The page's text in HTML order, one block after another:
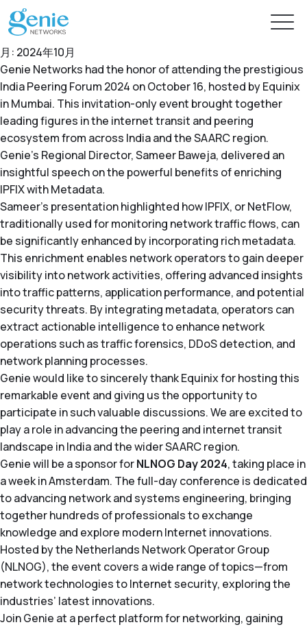
無料トライアル
製品
GenieATMシリーズ
GenieATM
トラフィックの高度な可視化および超高速 DDoS 保護
GenieATM FLB
最適なリソース利用率と高いシステム信頼性
GenieATM MSP Server
ワンストップマネージドサービスプラットフォーム
GenieAnalyticsシリーズ
GenieAnalytics
ビッグデータを活用したネットワーク分析プラットフォー
ム
GenieAnalytics Deep Trace
エンドツーエンドのネットワークトラフィックインテリジ
ェンス
ソリューション
AI 対応のネットワーク セキュリティ
高度なインテリジェンスで即時の脅威保護を実現
フォレンジック分析のためのデータ相関
ネットワークの合法的傍受とパフォーマンスの最適化を強
化
インサイト主導のネットワーク最適化
トラフィックの洞察によるネットワークの最適化を実現
DDoS 防御
脅威を排除して、ビジネスの継続性を確保
マネージド・サービスの実現
既存のネットワーク機能から更なる収益を生み出し
充実したトラフィックデータ調査
豊富なビッグデータのエンドツーエンド、アドホックなト
ラフィック分析
情報センター
ニュース
リソース
導入事例
サポート
企業情報
お問い合わせ
日本語
English
繁中
简中
月: 2024年10月
Genie Networks had the honor of attending the prestigious
India Peering Forum 2024 on October 16, hosted by Equinix
in Mumbai. This invitation-only event brought together
leading figures in the internet transit and peering
ecosystem from across India and the SAARC region.
Genie’s Regional Director, Sameer Baweja, delivered an
insightful speech on the powerful benefits of enriching
IPFIX with Metadata.
Sameer’s presentation highlighted how IPFIX, or NetFlow,
traditionally used for monitoring network traffic flows, can
be significantly enhanced by incorporating rich metadata.
This enrichment enables network operators to gain deeper
visibility into network activities, offering advanced insights
into traffic patterns, application performance, and potential
security threats. By integrating metadata, operators can
extract actionable intelligence to enhance network
operations such as traffic forensics, DDoS detection, and
network planning processes.
Genie would like to sincerely thank Equinix for hosting this
remarkable event and giving us the opportunity to
participate in such valuable discussions. We are excited to
play a role in advancing the peering and internet transit
landscape in India and the wider SAARC region.
Genie will be a sponsor forNLNOG Day 2024, taking place in
a week in Amsterdam. The full-day conference is dedicated
to advancing network and systems engineering, bringing
together hundreds of professionals to exchange
knowledge and explore modern Internet innovations.
Hosted by the Netherlands Network Operator Group
(NLNOG), the event covers a wide range of topics—from
network technologies to Internet security, exploring the
industries’ latest innovations.
Join Genie at a perfect platform for networking, gaining